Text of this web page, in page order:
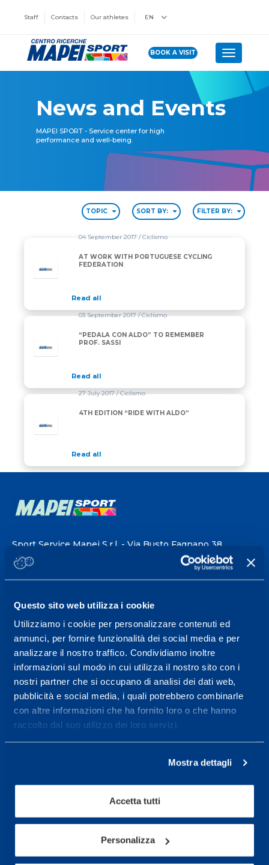
Questo sito web utilizza i cookie
Utilizziamo i cookie per personalizzare contenuti ed
annunci, per fornire funzionalità dei social media e per
analizzare il nostro traffico. Condividiamo inoltre
informazioni sul modo in cui utilizza il nostro sito con i
nostri partner che si occupano di analisi dei dati web,
pubblicità e social media, i quali potrebbero combinarle
con altre informazioni che ha fornito loro o che hanno
raccolto dal suo utilizzo dei loro servizi.
Mostra dettagli
Accetta tutti
Personalizza
Staff Contacts Our athletes EN
BOOK A VISIT Toggle
News and Events
MAPEI SPORT - Service center for high
performance and well-being.
TOPIC SORT BY: FILTER BY:
04 September 2017/ Ciclismo
AT WORK WITH PORTUGUESE CYCLING
FEDERATION
Read all
03 September 2017/ Ciclismo
“PEDALA CON ALDO” TO REMEMBER
PROF. SASSI
Read all
27 July 2017/ Ciclismo
4TH EDITION “RIDE WITH ALDO”
Read all
Sport Service Mapei S.r.l. - Via Busto Fagnano 38,
21057 Olgiate Olona (Varese) Italy.
0331 575757, Monday to Friday 9.30-12.30 and
RECEPTION OPENING HOURS
From Monday to Friday
Service center for high
performance and well-
More informations